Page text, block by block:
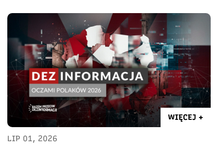
WIĘCEJ +
LIP 01, 2026